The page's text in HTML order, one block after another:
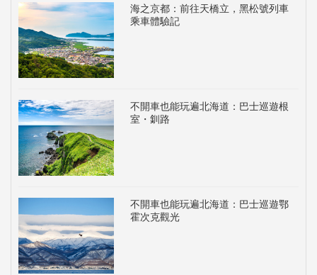
海之京都：前往天橋立，黑松號列車
乘車體驗記
不開車也能玩遍北海道：巴士巡遊根
室・釧路
不開車也能玩遍北海道：巴士巡遊鄂
霍次克觀光